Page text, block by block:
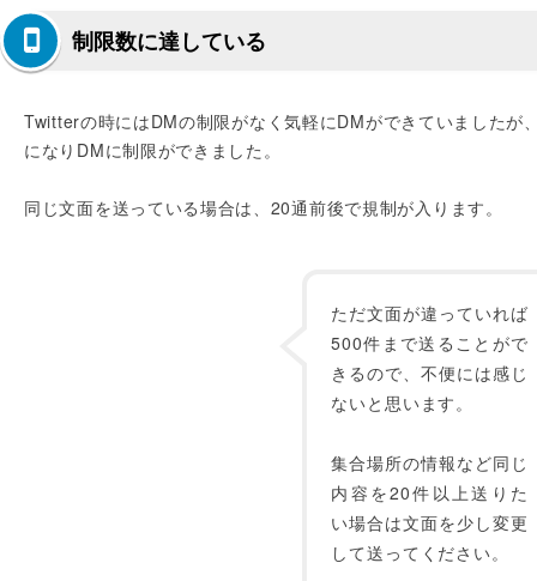
制限数に達している
Twitterの時にはDMの制限がなく気軽にDMができていましたが
になりDMに制限ができました。
同じ文面を送っている場合は、20通前後で規制が入ります。
ただ文面が違っていれば
500件まで送ることがで
きるので、不便には感じ
ないと思います。
集合場所の情報など同じ
内容を20件以上送りた
い場合は文面を少し変更
して送ってください。